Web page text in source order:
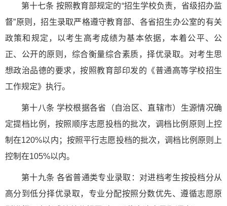
第十七条 按照教育部规定的“招生学校负责，省级招办监
督”原则，招生录取严格遵守教育部、各省招生办公室的有关
政策和规定，以考生高考成绩为基本依据，本着公平、公
正、公开的原则，综合衡量综合素质，择优录取。对考生思
想政治品德的要求，按照教育部印发的《普通高等学校招生
工作规定》执行。
第十八条 学校根据各省（自治区、直辖市）生源情况确
定提档比例，按照顺序志愿投档的批次，调档比例原则上控
制在120%以内；按照平行志愿投档的批次，调档比例原则上
控制在105%以内。
第十九条 各省普通类专业录取：对进档考生按投档分从
高分到低分择优录取，专业分配按照分数优先、遵循志愿原